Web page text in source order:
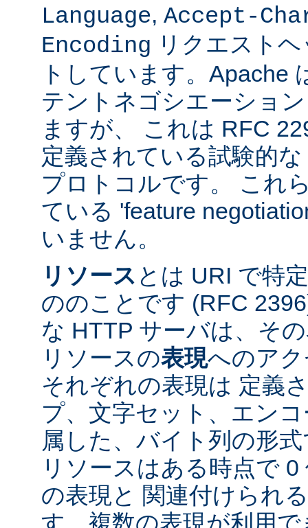
Language, Accept-
Encoding リクエスト
トしています。Apache
テントネゴシエーショ
ますが、 これは RFC
定義されている試験的
プロトコルです。 これ
ている 'feature
いません。
リソース とは URI で特
ののことです (RFC
な HTTP サーバは、そ
リソースの表現へのア
それぞれの表現は 定義
プ、文字セット、エン
属した、バイト列の形
リソースはある時点で
の表現と 関連付けられ
す。複数の表現が利用